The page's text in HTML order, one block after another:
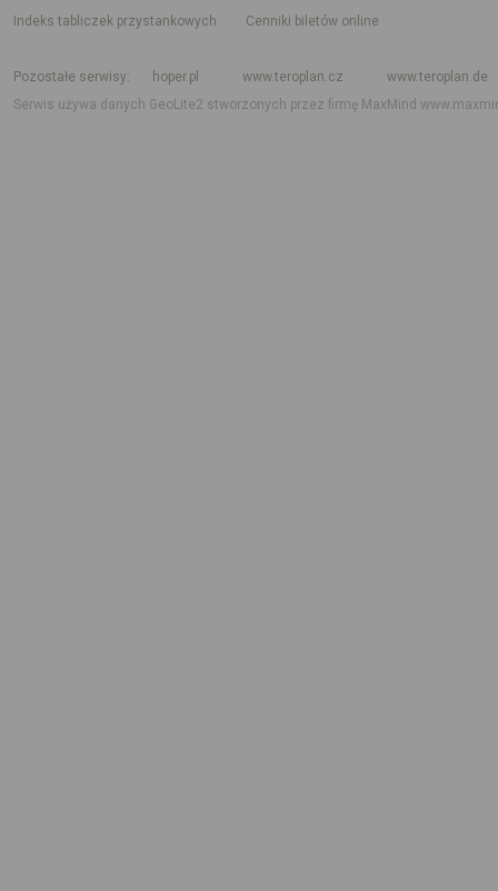
indeks tabliczek przystankowych
Cenniki biletów online
Pozostałe serwisy
hoper.pl www.teroplan.cz
www.teroplan.de
Serwis używa danych GeoLite2 stworzonych przez firmę MaxMind